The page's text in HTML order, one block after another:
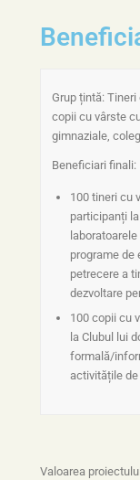
Grup țintă:
copii cu vârste
gimnaziale,
Beneficiari finali:
100 tineri cu
participanți
programe de
petrecere a
dezvoltare
100 copii cu
la Clubul lui
formală/
activitățile de
Valoarea